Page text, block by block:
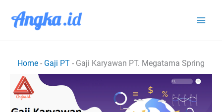
Home - Gaji PT - Gaji Karyawan PT. Megatama Spring